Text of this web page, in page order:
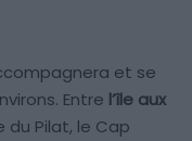
et se
Entre l’île aux
du Pilat, le Cap